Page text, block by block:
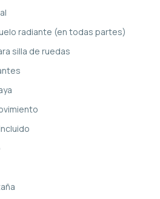
radiante (en todas partes)
silla de ruedas